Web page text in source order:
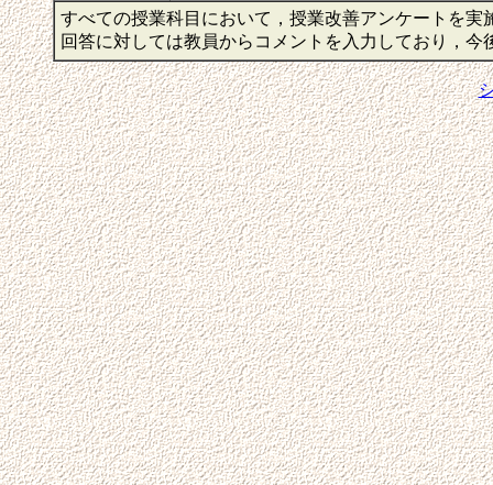
すべての授業科目において，授業改善アンケートを
回答に対しては教員からコメントを入力しており，